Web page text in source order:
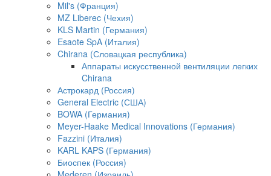
Mil's (Франция)
MZ Liberec (Чехия)
KLS Martin (Германия)
Esaote SpA (Италия)
Chirana (Словацкая республика)
Аппараты искусственной вентиляции легких
Chirana
Астрокард (Россия)
General Electric (США)
BOWA (Германия)
Meyer-Haake Medical Innovations (Германия)
Fazzini (Италия)
KARL KAPS (Германия)
Биоспек (Россия)